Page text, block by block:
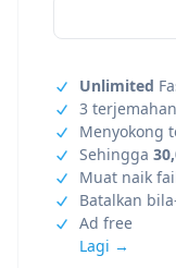
Unlimited
3
Menyokong
Sehingga
Muat naik
Batalkan
Ad free
Lagi →